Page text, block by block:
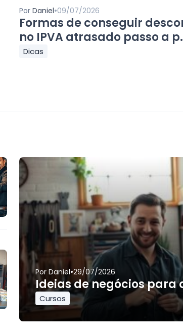
PorDaniel•09/07/2026
Formas de conseguir
no IPVA atrasado passo a
Dicas
PorDaniel•29/07/2026
Ideias de negócios
Cursos